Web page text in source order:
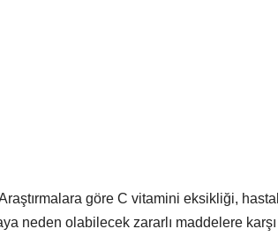
göre C vitamini eksikliği,
neden olabilecek zararlı maddelere